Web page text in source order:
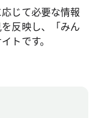
じて必要な情報
反映し、「みん
トです。